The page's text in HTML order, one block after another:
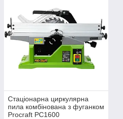
Стаціонарна циркулярна
пила комбінована з фуганком
Procraft PC1600